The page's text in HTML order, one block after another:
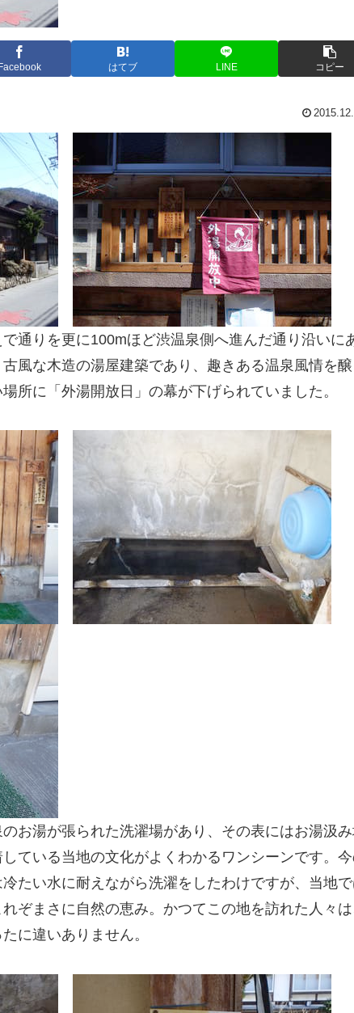
Facebook はてブ LINE コピー
通りを更に100mほど渋温泉側へ進んだ通り沿いに
風な木造の湯屋建築であり、趣きある温泉風情を
所に「外湯開放日」の幕が下げられていました。
お湯が張られた洗濯場があり、その表にはお湯汲
ている当地の文化がよくわかるワンシーンです。
たい水に耐えながら洗濯をしたわけですが、当地
ぞまさに自然の恵み。かつてこの地を訪れた人々
に違いありません。